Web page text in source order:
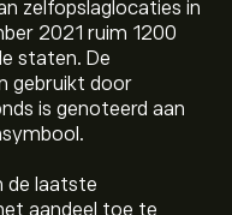
zelfopslaglocaties in
2021 ruim 1200
staten. De
gebruikt door
is genoteerd aan
de laatste
aandeel toe te